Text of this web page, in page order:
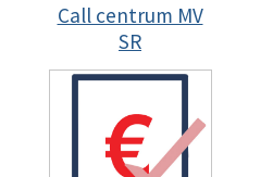
Call centrum MV
SR